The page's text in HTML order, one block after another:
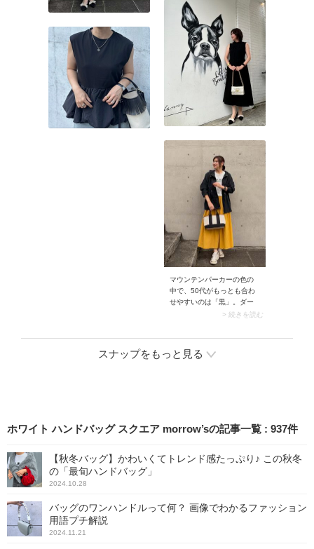
マウンテンパーカーの色の
中で、50代がもっとも合わ
せやすいのは「黒」。ダー
クカラーで取り入れること
えておすすめなのが、フレ
タウンユースに馴染みます
> 続きを読む
スナップをもっと見る
ホワイト ハンドバッグ スクエア morrow’sの記事一覧 : 937件
【秋冬バッグ】かわいくてトレンド感たっぷり♪ この秋冬
の「最旬ハンドバッグ」
2024.10.28
バッグのワンハンドルって何？ 画像でわかるファッション
用語プチ解説
2024.11.21